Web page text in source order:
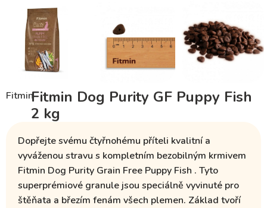
FitminFitmin Dog Purity GF Puppy Fish
2 kg
Dopřejte svému čtyřnohému příteli kvalitní a
vyváženou stravu s kompletním bezobilným krmivem
Fitmin Dog Purity Grain Free Puppy Fish . Tyto
superprémiové granule jsou speciálně vyvinuté pro
štěňata a březím fenám všech plemen. Základ tvoří